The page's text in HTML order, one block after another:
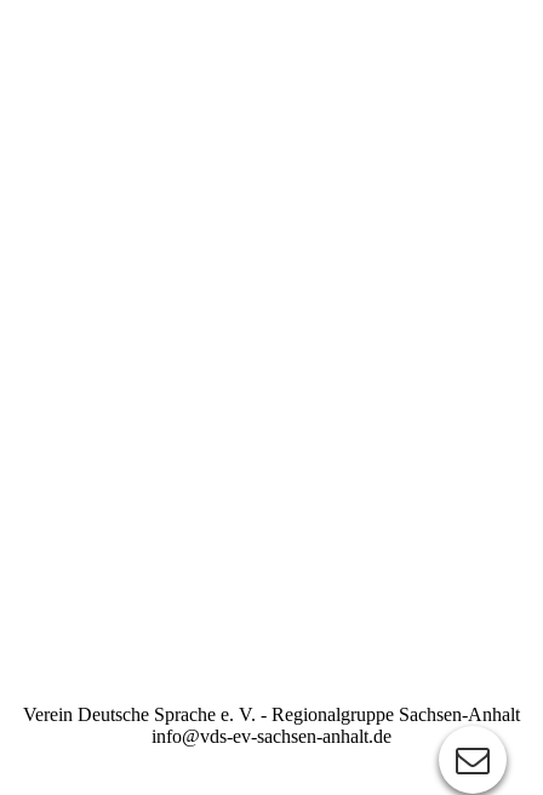
Verein Deutsche Sprache e. V. - Regionalgruppe Sachsen-Anhalt
info@vds-ev-sachsen-anhalt.de